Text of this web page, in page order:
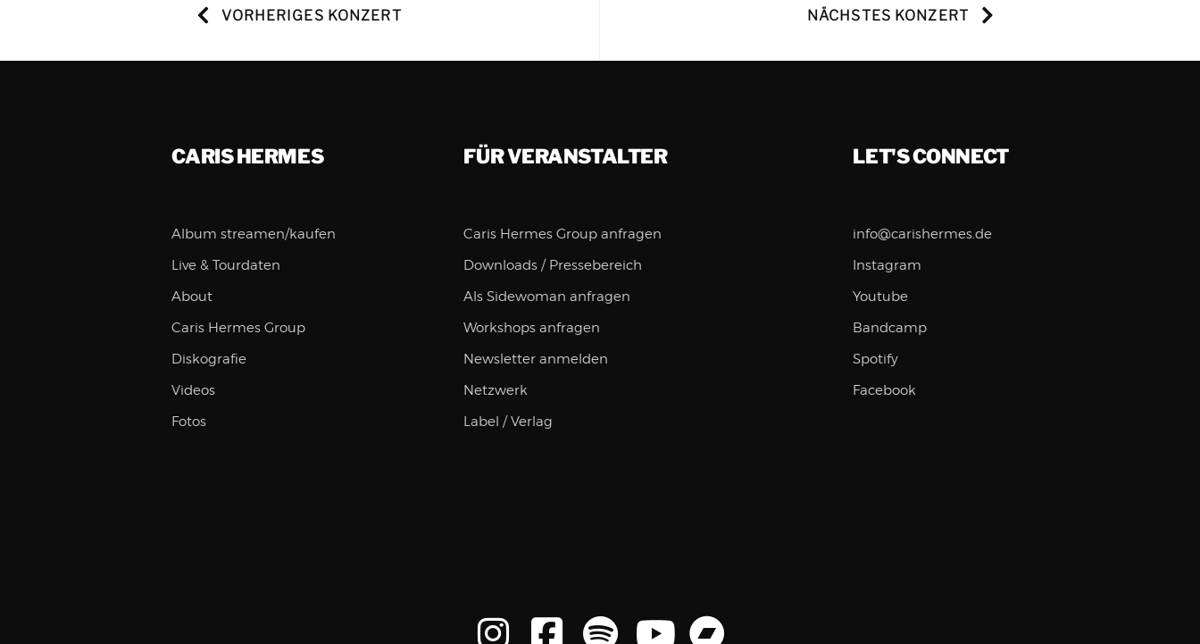
VORHERIGES KONZERT NÄCHSTES KONZERT
CARIS HERMES
Album streamen/kaufen
Live & Tourdaten
About
Caris Hermes Group
Diskografie
Videos
Fotos
FÜR VERANSTALTER
Caris Hermes Group anfragen
Downloads / Pressebereich
Als Sidewoman anfragen
Workshops anfragen
Newsletter anmelden
Netzwerk
Label / Verlag
LET'S CONNECT
info@carishermes.de
Instagram
Youtube
Bandcamp
Spotify
Facebook